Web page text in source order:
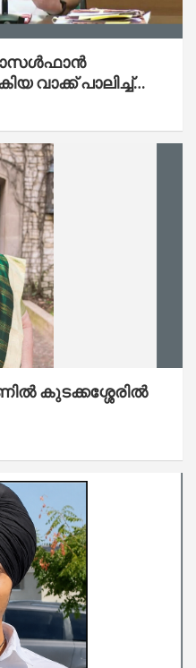
വാക്ക് പാലിച്ച്
പദ്ധതിക്ക്